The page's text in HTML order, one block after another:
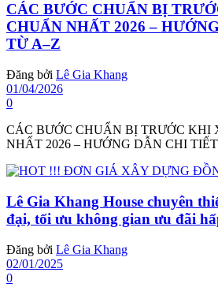
CÁC BƯỚC CHUẨN BỊ
CHUẨN NHẤT 2026 –
TỪ A–Z
Đăng bởi Lê Gia Khang
01/04/2026
0
CÁC BƯỚC CHUẨN BỊ TRƯỚC KHI
NHẤT 2026 – HƯỚNG DẪN CHI
Lê Gia Khang House chuyên
đại, tối ưu không gian ưu đãi
Đăng bởi Lê Gia Khang
02/01/2025
0